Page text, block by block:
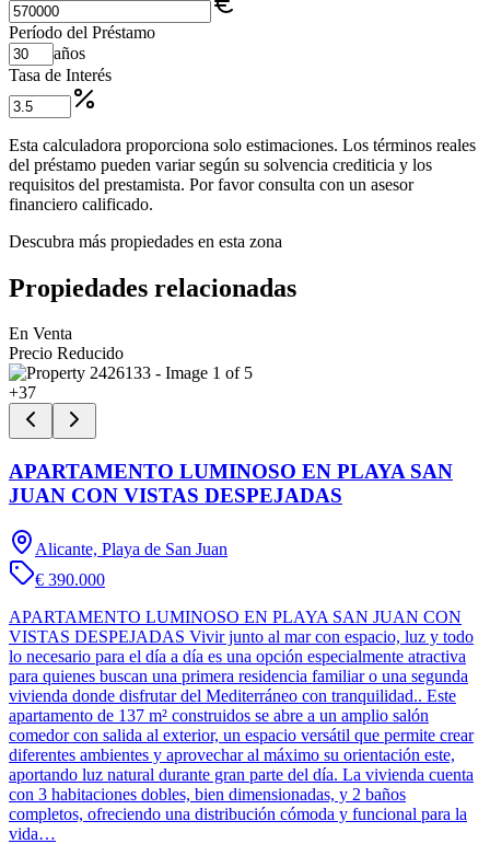
Período del Préstamo
años
Tasa de Interés
Esta calculadora proporciona solo estimaciones. Los términos reales
del préstamo pueden variar según su solvencia crediticia y los
requisitos del prestamista. Por favor consulta con un asesor
financiero calificado.
Descubra más propiedades en esta zona
Propiedades relacionadas
En Venta
Precio Reducido
+37
APARTAMENTO LUMINOSO EN PLAYA SAN
JUAN CON VISTAS DESPEJADAS
Alicante, Playa de San Juan
€ 390.000
APARTAMENTO LUMINOSO EN PLAYA SAN JUAN CON
VISTAS DESPEJADAS Vivir junto al mar con espacio, luz y todo
lo necesario para el día a día es una opción especialmente atractiva
para quienes buscan una primera residencia familiar o una segunda
vivienda donde disfrutar del Mediterráneo con tranquilidad.. Este
apartamento de 137 m² construidos se abre a un amplio salón
comedor con salida al exterior, un espacio versátil que permite crear
diferentes ambientes y aprovechar al máximo su orientación este,
aportando luz natural durante gran parte del día. La vivienda cuenta
con 3 habitaciones dobles, bien dimensionadas, y 2 baños
completos, ofreciendo una distribución cómoda y funcional para la
vida…